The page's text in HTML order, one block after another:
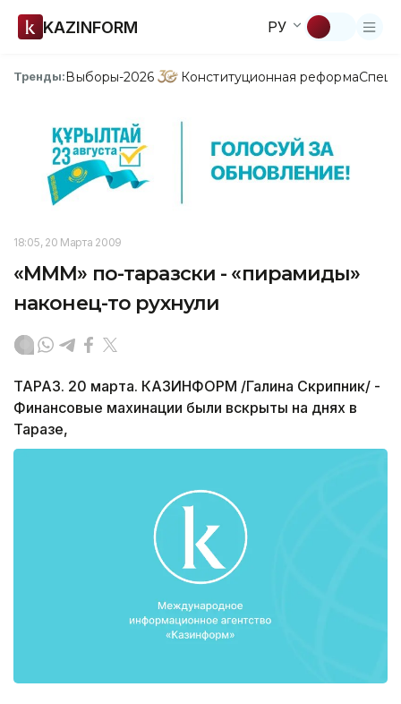
KAZINFORM РУ
Тренды:Выборы-2026 Конституционная реформа
18:05, 20 Марта 2009
«МММ» по-таразски - «пирамиды»
наконец-то рухнули
ТАРАЗ. 20 марта. КАЗИНФОРМ /Галина Скрипник/ -
Финансовые махинации были вскрыты на днях в
Таразе,